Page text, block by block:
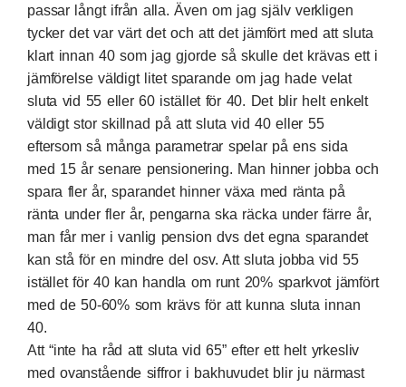
passar långt ifrån alla. Även om jag själv verkligen
tycker det var värt det och att det jämfört med att sluta
klart innan 40 som jag gjorde så skulle det krävas ett i
jämförelse väldigt litet sparande om jag hade velat
sluta vid 55 eller 60 istället för 40. Det blir helt enkelt
väldigt stor skillnad på att sluta vid 40 eller 55
eftersom så många parametrar spelar på ens sida
med 15 år senare pensionering. Man hinner jobba och
spara fler år, sparandet hinner växa med ränta på
ränta under fler år, pengarna ska räcka under färre år,
man får mer i vanlig pension dvs det egna sparandet
kan stå för en mindre del osv. Att sluta jobba vid 55
istället för 40 kan handla om runt 20% sparkvot jämfört
med de 50-60% som krävs för att kunna sluta innan
40.
Att “inte ha råd att sluta vid 65” efter ett helt yrkesliv
med ovanstående siffror i bakhuvudet blir ju närmast